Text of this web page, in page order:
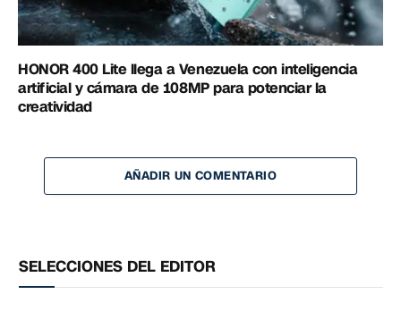
HONOR 400 Lite llega a Venezuela con inteligencia
artificial y cámara de 108MP para potenciar la
creatividad
AÑADIR UN COMENTARIO
SELECCIONES DEL EDITOR